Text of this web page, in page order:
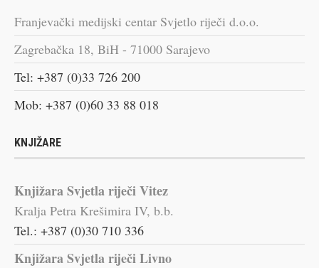
Franjevački medijski centar Svjetlo riječi d.o.o.
Zagrebačka 18, BiH - 71000 Sarajevo
Tel: +387 (0)33 726 200
Mob: +387 (0)60 33 88 018
KNJIŽARE
Knjižara Svjetla riječi Vitez
Kralja Petra Krešimira IV, b.b.
Tel.: +387 (0)30 710 336
Knjižara Svjetla riječi Livno